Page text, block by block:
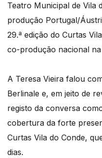
Teatro Municipal de Vila
produção Portugal/
29.ª edição do Curtas
co-produção nacional
A Teresa Vieira falou
Berlinale e, em jeito de
registo da conversa
cobertura da forte
Curtas Vila do Conde,
dias.